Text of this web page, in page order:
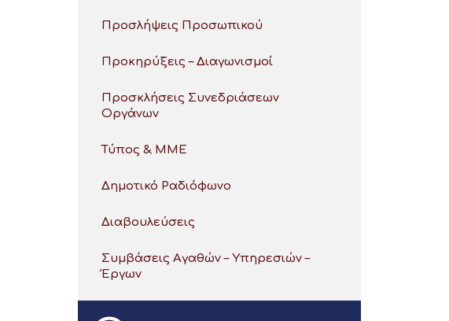
Προσλήψεις Προσωπικού
Προκηρύξεις – Διαγωνισμοί
Προσκλήσεις Συνεδριάσεων
Οργάνων
Τύπος & ΜΜΕ
Δημοτικό Ραδιόφωνο
Διαβουλεύσεις
Συμβάσεις Αγαθών – Υπηρεσιών –
Έργων